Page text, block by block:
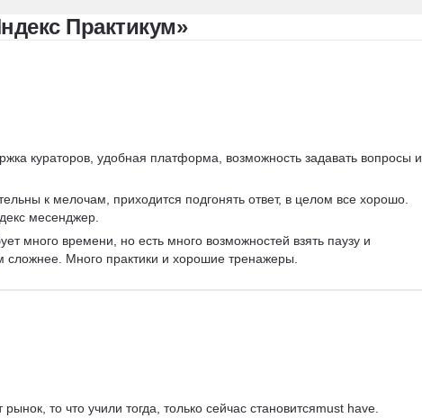
Практикум»
кураторов, удобная платформа, возможность задавать вопросы и
к мелочам, приходится подгонять ответ, в целом все хорошо.
месенджер.
много времени, но есть много возможностей взять паузу и
сложнее. Много практики и хорошие тренажеры.
то что учили тогда, только сейчас становитсяmust have.